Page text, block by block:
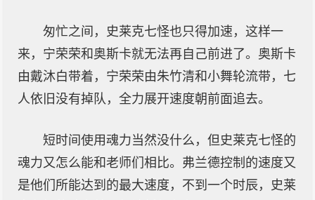
匆忙之间，史莱克七怪也只得加速，这样一
来，宁荣荣和奥斯卡就无法再自己前进了。奥斯卡
由戴沐白带着，宁荣荣由朱竹清和小舞轮流带，七
人依旧没有掉队，全力展开速度朝前面追去。
短时间使用魂力当然没什么，但史莱克七怪的
魂力又怎么能和老师们相比。弗兰德控制的速度又
是他们所能达到的最大速度，不到一个时辰，史莱